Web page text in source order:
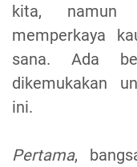
kita, namun
memperkaya
sana. Ada
dikemukakan
ini.
Pertama,